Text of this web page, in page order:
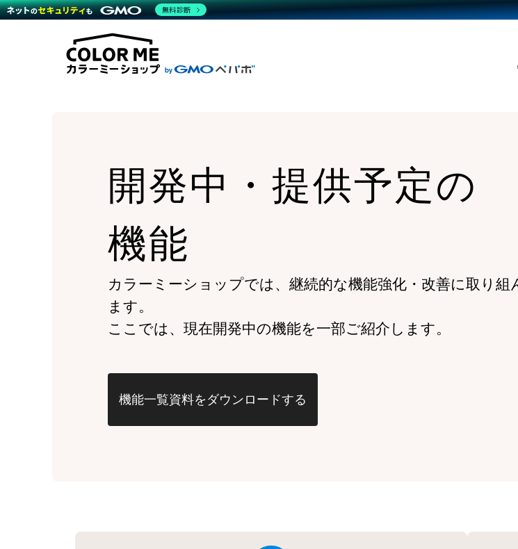
商材一覧を見る
機能一覧を見る
WordPress導入
顧客ロイヤリティを向上
モバイルアプリ
雑貨
料金
プラン・料金一覧を見る
料
事例
運営サポート
サポート一覧を見る
コ
開発中・提供予定の
機能
カラーミーショップでは、継続的な機能強化・改善に取り組
ます。
ここでは、現在開発中の機能を一部ご紹介します。
機能一覧資料をダウンロードする
無料診断